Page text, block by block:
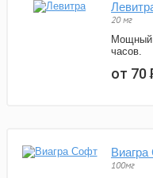
20 мг
Мощный
часов.
от 70
100мг